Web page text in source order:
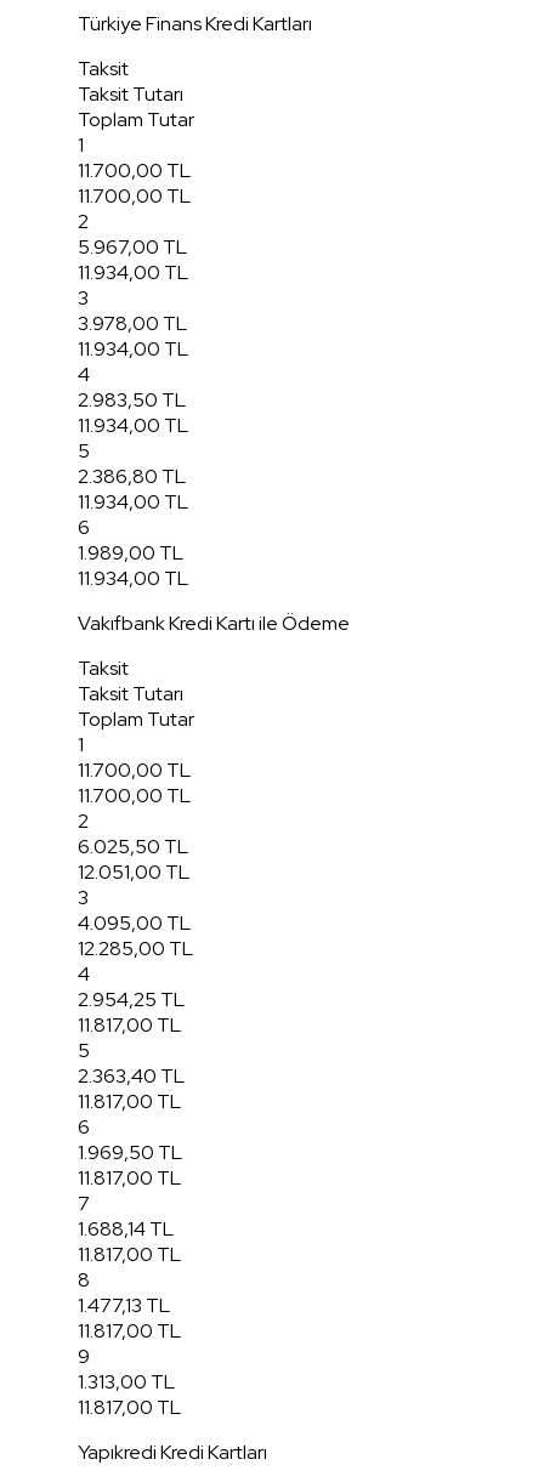
Türkiye Finans Kredi Kartları
Taksit
Taksit Tutarı
Toplam Tutar
1
11.700,00 TL
11.700,00 TL
2
5.967,00 TL
11.934,00 TL
3
3.978,00 TL
11.934,00 TL
4
2.983,50 TL
11.934,00 TL
5
2.386,80 TL
11.934,00 TL
6
1.989,00 TL
11.934,00 TL
Vakıfbank Kredi Kartı ile Ödeme
Taksit
Taksit Tutarı
Toplam Tutar
1
11.700,00 TL
11.700,00 TL
2
6.025,50 TL
12.051,00 TL
3
4.095,00 TL
12.285,00 TL
4
2.954,25 TL
11.817,00 TL
5
2.363,40 TL
11.817,00 TL
6
1.969,50 TL
11.817,00 TL
7
1.688,14 TL
11.817,00 TL
8
1.477,13 TL
11.817,00 TL
9
1.313,00 TL
11.817,00 TL
Yapıkredi Kredi Kartları